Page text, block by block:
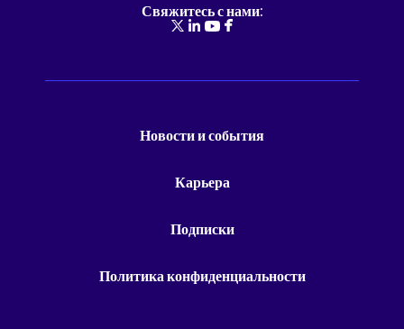
Свяжитесь с нами:
Новости и события
Карьера
Подписки
Политика конфиденциальности